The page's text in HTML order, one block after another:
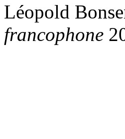
Léopold
francophone